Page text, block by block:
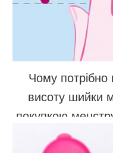
Чому потрібно
висоту шийки
покупкою